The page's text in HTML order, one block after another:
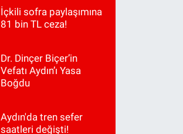
İçkili sofra paylaşımına
81 bin TL ceza!
Dr. Dinçer Biçer’in
Vefatı Aydın’ı Yasa
Boğdu
Aydın'da tren sefer
saatleri değişti!